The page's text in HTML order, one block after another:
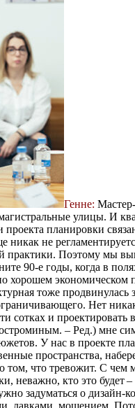
Генне:
улицы. И
проекта планировки
не
практики. Поэтому мы
90-е годы, когда в
хорошем экономическом
тоже
Нет
сотках и проектировать
– Ред.) мне
У нас в проекте
пространства,
о том, что тревожит. С
неважно, кто это
задуматься о дизайн-